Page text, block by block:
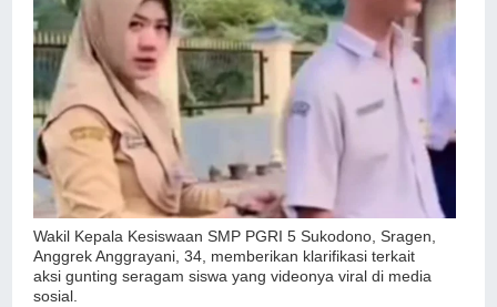
Wakil Kepala Kesiswaan SMP PGRI 5 Sukodono, Sragen,
Anggrek Anggrayani, 34, memberikan klarifikasi terkait
aksi gunting seragam siswa yang videonya viral di media
sosial.